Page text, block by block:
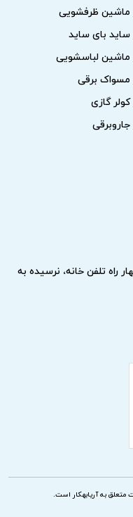
ماشین ظرفشویی
ساید بای ساید
ماشین لباسشویی
مسواک برقی
گازی
راه تلفن خانه، نرسیده به
به آریابهکار است.